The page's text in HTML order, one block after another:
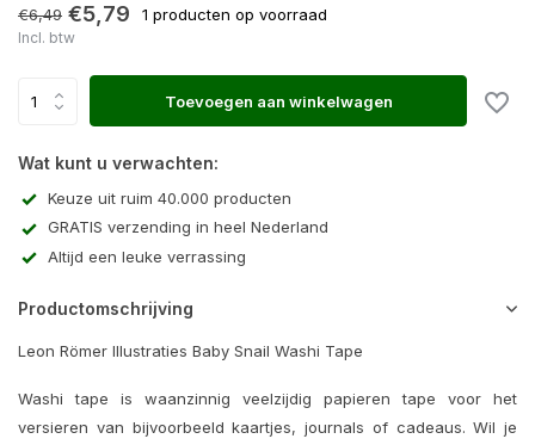
€6,49 €5,79 1 producten op voorraad
Incl. btw
Toevoegen aan winkelwagen
Wat kunt u verwachten:
Keuze uit ruim 40.000 producten
GRATIS verzending in heel Nederland
Altijd een leuke verrassing
Productomschrijving
Leon Römer Illustraties Baby Snail Washi Tape
Washi tape is waanzinnig veelzijdig papieren tape voor het
versieren van bijvoorbeeld kaartjes, journals of cadeaus. Wil je